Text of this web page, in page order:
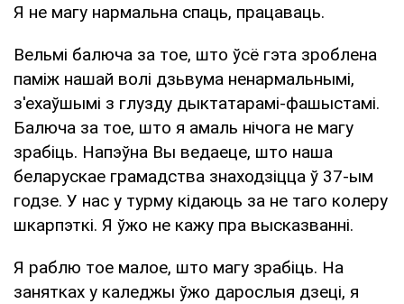
Я не магу нармальна спаць, працаваць.
Вельмі балюча за тое, што ўсё гэта зроблена
паміж нашай волі дзьвума ненармальнымі,
з'ехаўшымі з глузду дыктатарамі-фашыстамі.
Балюча за тое, што я амаль нічога не магу
зрабіць. Напэўна Вы ведаеце, што наша
беларускае грамадства знаходзіцца ў 37-ым
годзе. У нас у турму кідаюць за не таго колеру
шкарпэткі. Я ўжо не кажу пра высказванні.
Я раблю тое малое, што магу зрабіць. На
занятках у каледжы ўжо дарослыя дзеці, я